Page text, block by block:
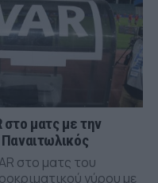
στο ματς με την
στο ματς του
γύρου με